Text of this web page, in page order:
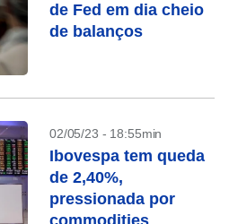
de Fed em dia cheio
de balanços
02/05/23 - 18:55min
Ibovespa tem queda
de 2,40%,
pressionada por
commodities